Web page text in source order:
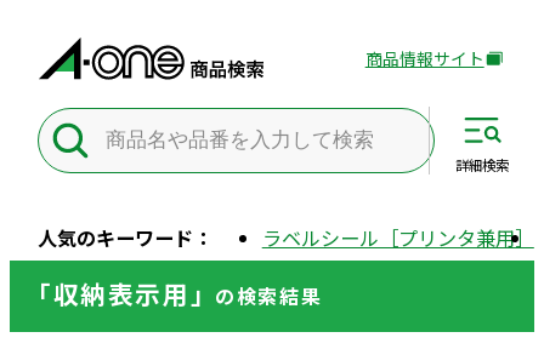
外
サ
別
ン
商品情報サイト
人気のキーワード： ラベルシール［プリンタ兼用］
詳細検索
「収納表示用」 の検索結果